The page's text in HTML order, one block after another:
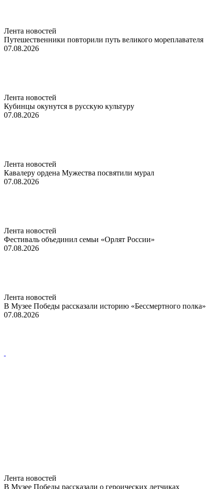
Лента новостей
Путешественники повторили путь великого мореплавателя
07.08.2026
Лента новостей
Кубинцы окунутся в русскую культуру
07.08.2026
Лента новостей
Кавалеру ордена Мужества посвятили мурал
07.08.2026
Лента новостей
Фестиваль объединил семьи «Орлят России»
07.08.2026
Лента новостей
В Музее Победы рассказали историю «Бессмертного полка»
07.08.2026
Лента новостей
В Музее Победы рассказали о героических летчиках